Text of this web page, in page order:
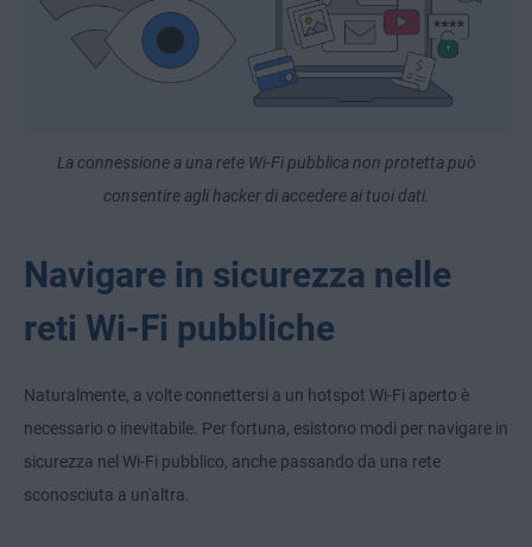
La connessione a una rete Wi-Fi pubblica non protetta può
consentire agli hacker di accedere ai tuoi dati.
Navigare in sicurezza nelle
reti Wi-Fi pubbliche
Naturalmente, a volte connettersi a un hotspot Wi-Fi aperto è
necessario o inevitabile. Per fortuna, esistono modi per navigare in
sicurezza nel Wi-Fi pubblico, anche passando da una rete
sconosciuta a un'altra.